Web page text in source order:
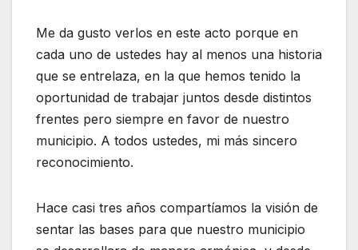
Me da gusto verlos en este acto porque en
cada uno de ustedes hay al menos una historia
que se entrelaza, en la que hemos tenido la
oportunidad de trabajar juntos desde distintos
frentes pero siempre en favor de nuestro
municipio. A todos ustedes, mi más sincero
reconocimiento.
Hace casi tres años compartíamos la visión de
sentar las bases para que nuestro municipio